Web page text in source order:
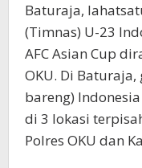
Baturaja,
(Timnas) U-23
AFC Asian Cup
OKU. Di
bareng)
di 3 lokasi
Polres OKU dan